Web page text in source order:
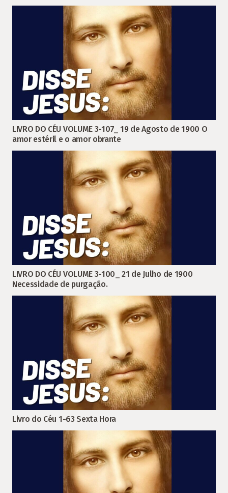
LIVRO DO CÉU VOLUME 3-107_ 19 de Agosto de 1900 O
amor estéril e o amor obrante
LIVRO DO CÉU VOLUME 3-100_ 21 de Julho de 1900
Necessidade de purgação.
Livro do Céu 1-63 Sexta Hora